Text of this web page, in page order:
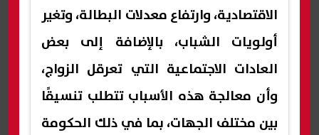
الاقتصادية، وارتفاع معدلات البطالة، وتغير
أولويات الشباب، بالإضافة إلى بعض
العادات الاجتماعية التي تعرقل الزواج،
وأن معالجة هذه الأسباب تتطلب تنسيقًا
بين مختلف الجهات، بما في ذلك الحكومة